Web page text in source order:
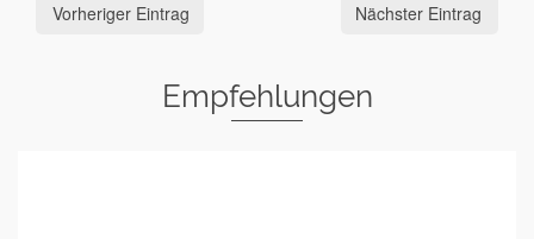
Vorheriger Eintrag Nächster Eintrag
Empfehlungen